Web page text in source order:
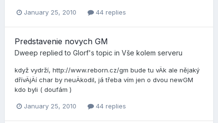
January 25, 2010 44 replies
Predstavenie novych GM
Dweep replied to Glorf's topic in Vše kolem serveru
když vydrží­, http://www.reborn.cz/gm bude tu vÄk ale nějaký
dří­vÄjÄí­ char by neuÄkodil, já třeba ví­m jen o dvou newGM
kdo byli ( doufám )
January 25, 2010 44 replies